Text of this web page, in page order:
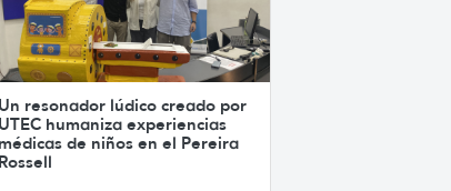
Un resonador lúdico creado por
UTEC humaniza experiencias
médicas de niños en el Pereira
Rossell